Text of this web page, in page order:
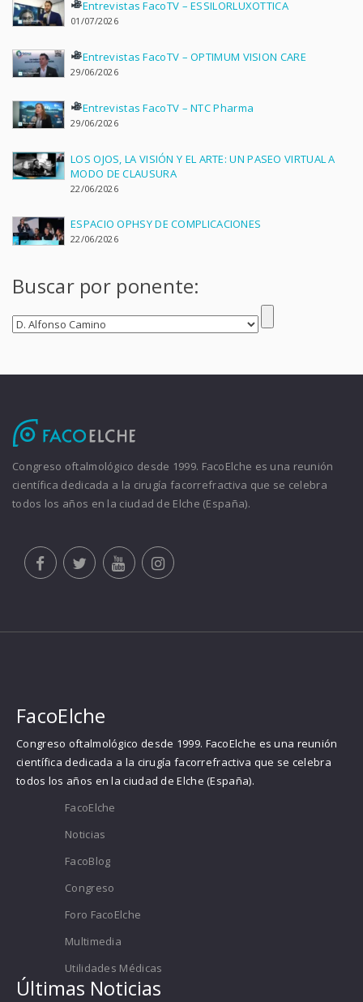
Entrevistas FacoTV – ESSILORLUXOTTICA
01/07/2026
Entrevistas FacoTV – OPTIMUM VISION CARE
29/06/2026
Entrevistas FacoTV – NTC Pharma
29/06/2026
LOS OJOS, LA VISIÓN Y EL ARTE: UN PASEO VIRTUAL A
MODO DE CLAUSURA
22/06/2026
ESPACIO OPHSY DE COMPLICACIONES
22/06/2026
Buscar por ponente:
Congreso oftalmológico desde 1999. FacoElche es una reunión
científica dedicada a la cirugía facorrefractiva que se celebra
todos los años en la ciudad de Elche (España).
FacoElche
Congreso oftalmológico desde 1999. FacoElche es una reunión
científica dedicada a la cirugía facorrefractiva que se celebra
todos los años en la ciudad de Elche (España).
FacoElche
Noticias
FacoBlog
Congreso
Foro FacoElche
Multimedia
Utilidades Médicas
Últimas Noticias